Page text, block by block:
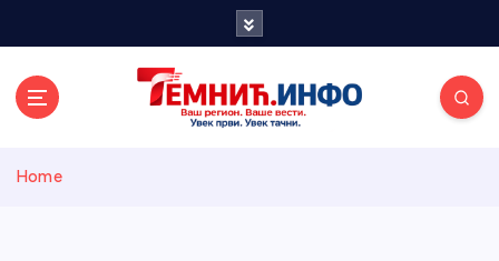
Home